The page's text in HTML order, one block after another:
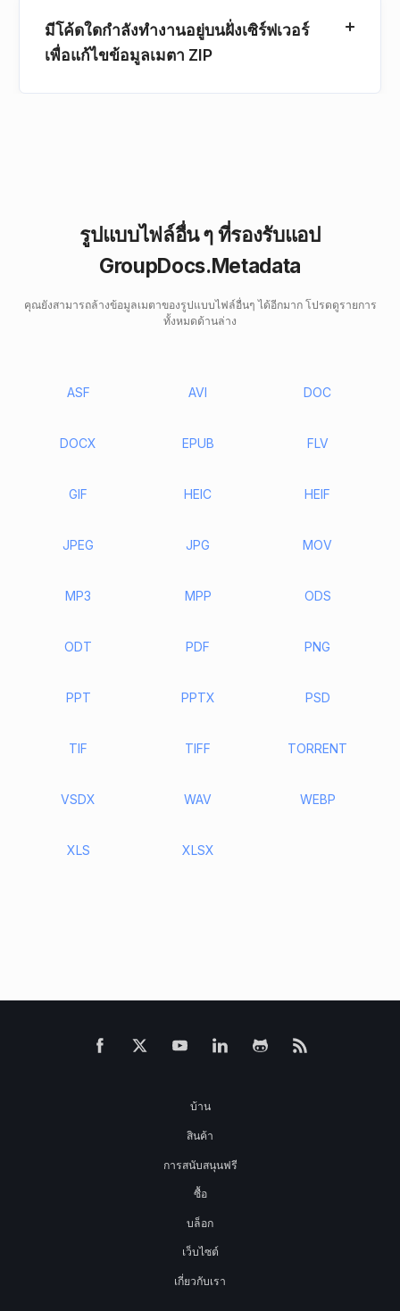
มีโค้ดใดกําลังทํางานอยู่บนฝั่งเซิร์ฟเวอร์
เพื่อแก้ไขข้อมูลเมตา ZIP
รูปแบบไฟล์อื่น ๆ ที่รองรับแอป
GroupDocs.Metadata
คุณยังสามารถล้างข้อมูลเมตาของรูปแบบไฟล์อื่นๆ ได้อีกมาก โปรดดูรายการ
ทั้งหมดด้านล่าง
ASF AVI DOC
DOCX EPUB FLV
GIF HEIC HEIF
JPEG JPG MOV
MP3 MPP ODS
ODT PDF PNG
PPT PPTX PSD
TIF TIFF TORRENT
VSDX WAV WEBP
XLS XLSX
บ้าน
สินค้า
การสนับสนุนฟรี
ซื้อ
บล็อก
เว็บไซต์
เกี่ยวกับเรา